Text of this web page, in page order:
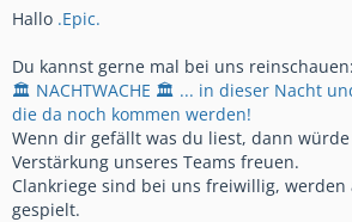
Hallo .Epic.
Du kannst gerne mal bei uns reinschauen:
🏛 NACHTWACHE 🏛 ... in dieser Nacht
die da noch kommen werden!
Wenn dir gefällt was du liest, dann
Verstärkung unseres Teams freuen.
Clankriege sind bei uns freiwillig,
gespielt.